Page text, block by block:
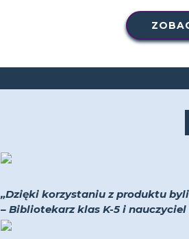
„Dzięki korzystaniu z produktu
– Bibliotekarz klas K-5 i